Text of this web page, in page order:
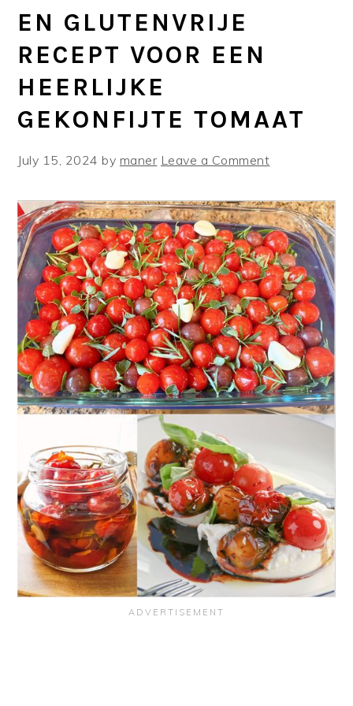
EN GLUTENVRIJE
RECEPT VOOR EEN
HEERLIJKE
GEKONFIJTE TOMAAT
July 15, 2024 by maner Leave a Comment